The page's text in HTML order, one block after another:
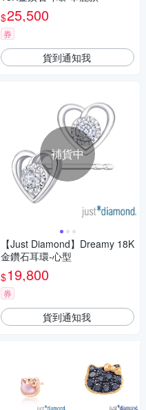
$25,500
券
貨到通知我
補貨中
【Just Diamond】Dreamy 18K
金鑽石耳環-心型
$19,800
券
貨到通知我